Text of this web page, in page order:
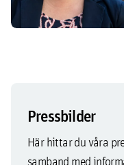
Pressbilder
Här hittar du våra
samband med